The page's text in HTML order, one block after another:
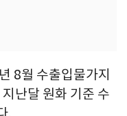
8월 수출입물가지
난달 원화 기준 수